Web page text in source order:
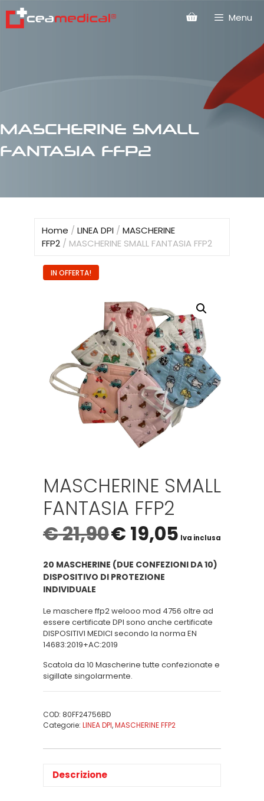
Menu
MASCHERINE SMALL
FANTASIA FFP2
Home / LINEA DPI/ MASCHERINE
FFP2/ MASCHERINE SMALL FANTASIA FFP2
IN OFFERTA!
MASCHERINE SMALL
FANTASIA FFP2
€21,90€ 19,05 Iva inclusa
20 MASCHERINE (DUE CONFEZIONI DA 10)
DISPOSITIVO DI PROTEZIONE
INDIVIDUALE
Le maschere ffp2 welooo mod 4756 oltre ad
essere certificate DPI sono anche certificate
DISPOSITIVI MEDICI secondo la norma EN
14683:2019+AC:2019
Scatola da 10 Mascherine tutte confezionate e
sigillate singolarmente.
COD: 80FF24756BD
Categorie: LINEA DPI,MASCHERINE FFP2
Descrizione